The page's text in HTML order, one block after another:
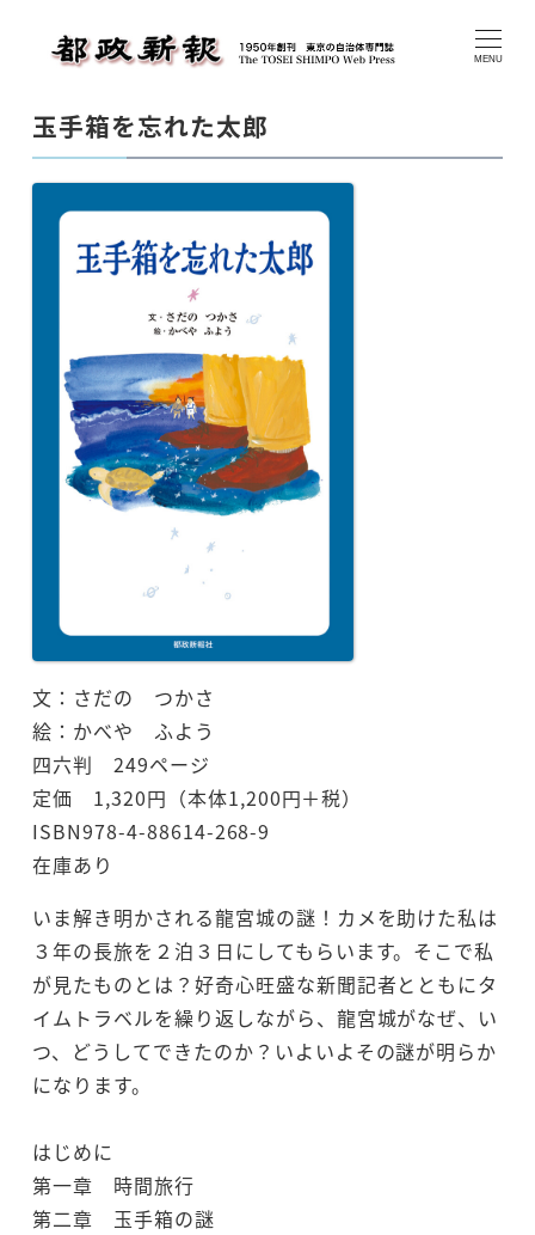
MENU
玉手箱を忘れた太郎
文：さだの つかさ
絵：かべや ふよう
四六判 249ページ
定価 1,320円（本体1,200円＋税）
ISBN978-4-88614-268-9
在庫あり
いま解き明かされる龍宮城の謎！カメを助けた私は
３年の長旅を２泊３日にしてもらいます。そこで私
が見たものとは？好奇心旺盛な新聞記者とともにタ
イムトラベルを繰り返しながら、龍宮城がなぜ、い
つ、どうしてできたのか？いよいよその謎が明らか
になります。
はじめに
第一章 時間旅行
第二章 玉手箱の謎